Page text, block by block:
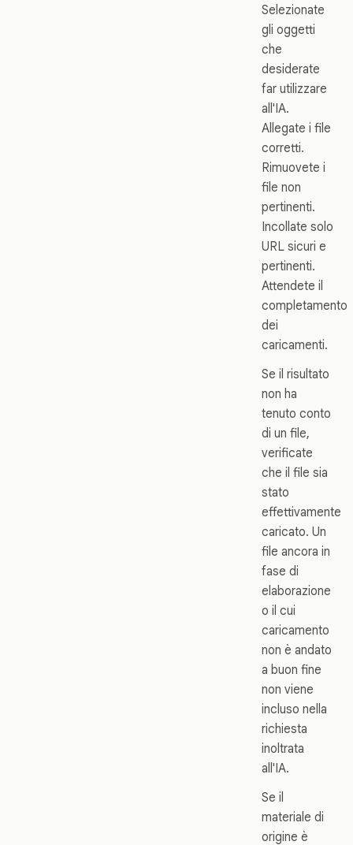
Selezionate
gli oggetti
che
desiderate
far utilizzare
all'IA.
Allegate i file
corretti.
Rimuovete i
file non
pertinenti.
Incollate solo
URL sicuri e
pertinenti.
Attendete il
completamento
dei
caricamenti.
Se il risultato
non ha
tenuto conto
di un file,
verificate
che il file sia
stato
effettivamente
caricato. Un
file ancora in
fase di
elaborazione
o il cui
caricamento
non è andato
a buon fine
non viene
incluso nella
richiesta
inoltrata
all'IA.
Se il
materiale di
origine è